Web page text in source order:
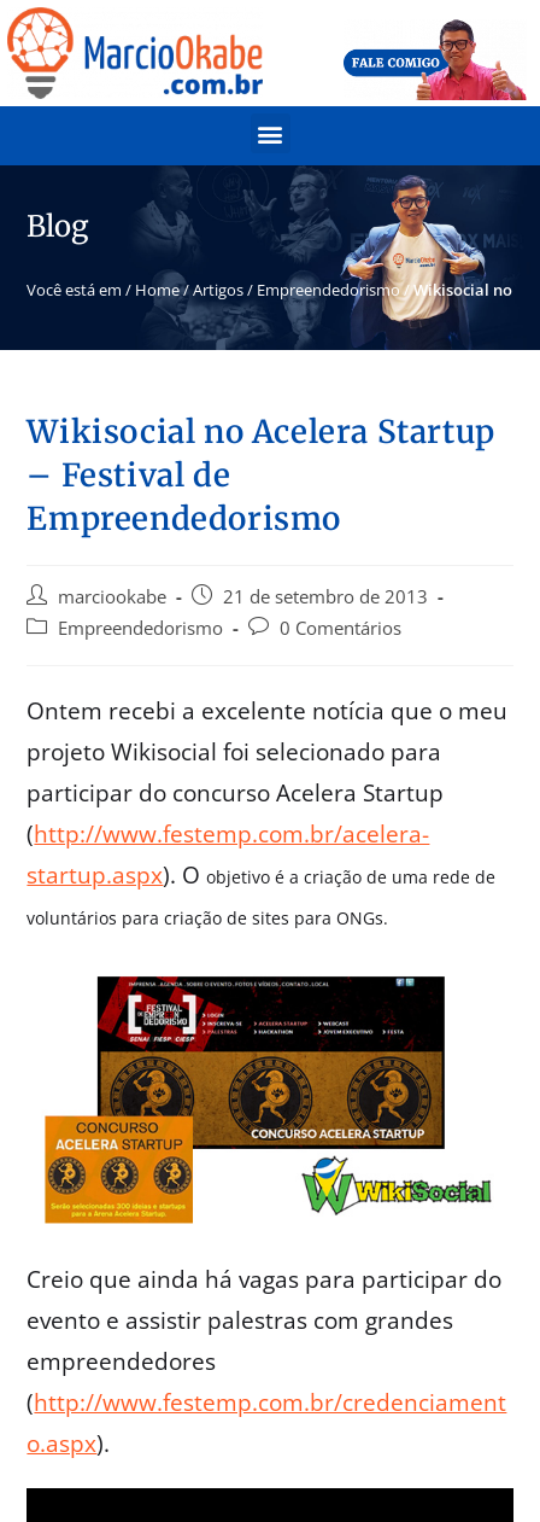
Blog
Você está em / Home/Artigos/ Empreendedorismo/Wikisocial no
Wikisocial no Acelera Startup
– Festival de
Empreendedorismo
marciookabe
21 de setembro de 2013
Empreendedorismo
0 Comentários
Ontem recebi a excelente notícia que o meu
projeto Wikisocial foi selecionado para
participar do concurso Acelera Startup
(http://www.festemp.com.br/acelera-
startup.aspx). Oobjetivo é a criação de uma rede de
voluntários para criação de sites para ONGs.
Creio que ainda há vagas para participar do
evento e assistir palestras com grandes
empreendedores
(http://www.festemp.com.br/credenciament
o.aspx).